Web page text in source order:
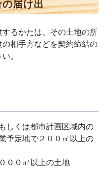
届け出
るかたは、その土地の所
相手方などを契約締結の
。
しくは都市計画区域内の
予定地で２００㎡以上の
００㎡以上の土地